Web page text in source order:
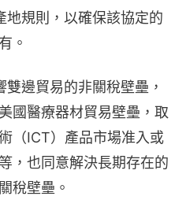
地規則，以確保該協定的
。
邊貿易的非關稅壁壘，
國醫療器材貿易壁壘，取
（ICT）產品市場准入或
，也同意解決長期存在的
稅壁壘。